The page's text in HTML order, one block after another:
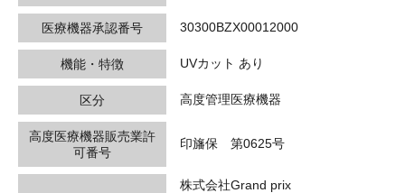
医療機器承認番号 30300BZX00012000
機能・特徴 UVカット あり
区分 高度管理医療機器
高度医療機器販売業許
可番号
印旛保 第0625号
株式会社Grand prix